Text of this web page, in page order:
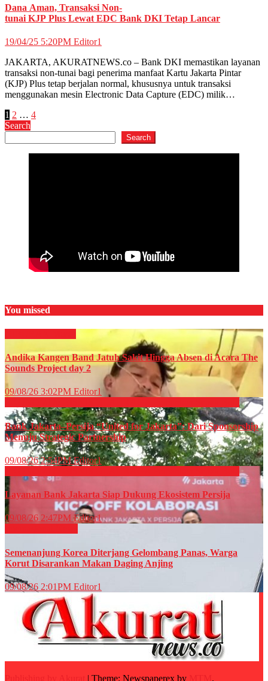
Dana Aman, Transaksi Non-
tunai KJP Plus Lewat EDC Bank DKI Tetap Lancar
19/04/25 5:20PM Editor1
JAKARTA, AKURATNEWS.co – Bank DKI memastikan layanan
transaksi non-tunai bagi penerima manfaat Kartu Jakarta Pintar
(KJP) Plus tetap berjalan normal, khususnya untuk transaksi
menggunakan mesin Electronic Data Capture (EDC) milik…
Posts
pagination
1 2 … 4
Search
Search
You missed
Andika Kangen Band Jatuh Sakit Hingga Absen di Acara The
Sounds Project day 2
09/08/26 3:02PM Editor1
Bank Jakarta–Persija “United for Jakarta”: Dari Sponsorship
Menuju Strategic Partnership
09/08/26 2:54PMEditor1
Layanan Bank Jakarta Siap Dukung Ekosistem Persija
09/08/26 2:47PMEditor1
Semenanjung Korea Diterjang Gelombang Panas, Warga
Korut Disarankan Makan Daging Anjing
09/08/26 2:01PM Editor1
| Theme: Newspaperex by .